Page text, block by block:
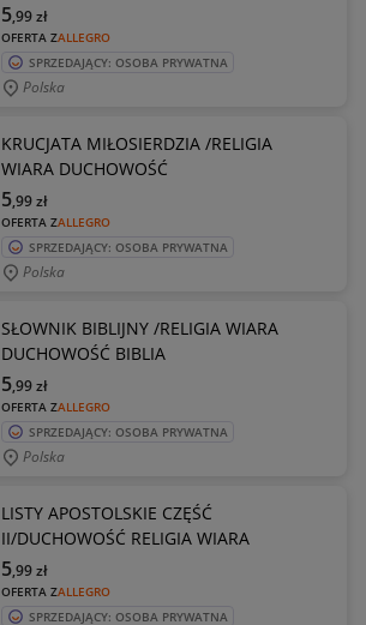
OFERTA ZALLEGRO
5,99zł
SPRZEDAJĄCY: OSOBA PRYWATNA
Polska
KRUCJATA MIŁOSIERDZIA /RELIGIA
WIARA DUCHOWOŚĆ
OFERTA ZALLEGRO
5,99zł
SPRZEDAJĄCY: OSOBA PRYWATNA
Polska
SŁOWNIK BIBLIJNY /RELIGIA WIARA
DUCHOWOŚĆ BIBLIA
OFERTA ZALLEGRO
5,99zł
SPRZEDAJĄCY: OSOBA PRYWATNA
Polska
LISTY APOSTOLSKIE CZĘŚĆ
II/DUCHOWOŚĆ RELIGIA WIARA
OFERTA ZALLEGRO
5,99zł
SPRZEDAJĄCY: OSOBA PRYWATNA